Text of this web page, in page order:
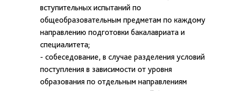
вступительных испытаний по
общеобразовательным предметам по каждому
направлению подготовки бакалавриата и
специалитета;
- собеседование, в случае разделения условий
поступления в зависимости от уровня
образования по отдельным направлениям